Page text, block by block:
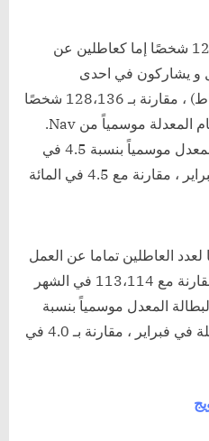
تم تسجيل ما مجموعه 128،456 شخصًا إما كعاطلين عن
و يشاركون في احدى
البرامج(tiltak) في فبراير(شباط) ، مقارنة بـ 128،136 شخصًا
في الشهر السابق ، وفقًا للأرقام المعدلة موسمياً من Nav.
يتوافق هذا مع معدل البطالة المعدل موسمياً بنسبة 4.5 في
المائة من القوى العاملة في فبراير ، مقارنة مع 4.5 في المائة
لعدد العاطلين تماما عن العمل
113،901 شخصا في فبراير مقارنة مع 113،114 في الشهر
المعدل موسمياً بنسبة
4.0 في المائة من القوى العاملة في فبراير ، مقارنة بـ 4.0 في